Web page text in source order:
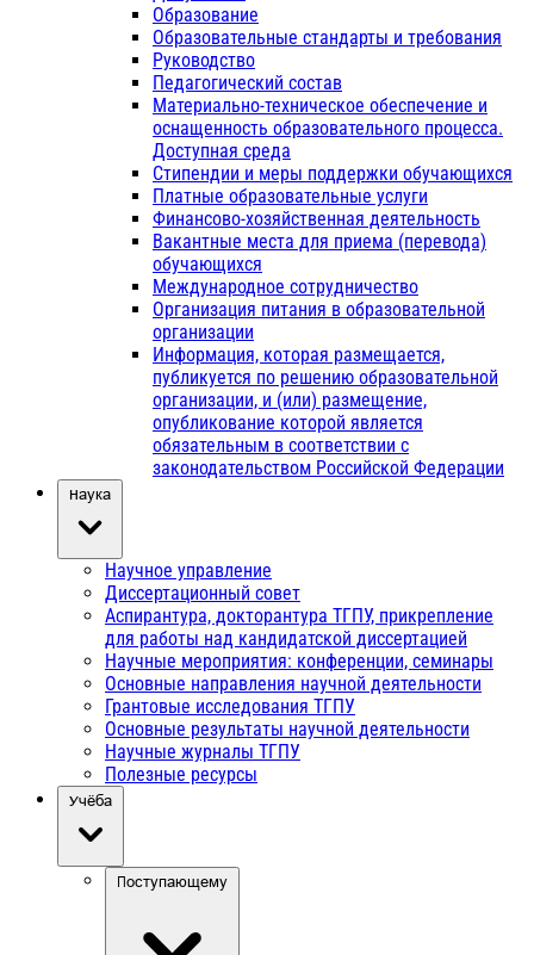
Образование
Образовательные стандарты и требования
Руководство
Педагогический состав
Материально-техническое обеспечение и
оснащенность образовательного процесса.
Доступная среда
Стипендии и меры поддержки обучающихся
Платные образовательные услуги
Финансово-хозяйственная деятельность
Вакантные места для приема (перевода)
обучающихся
Международное сотрудничество
Организация питания в образовательной
организации
Информация, которая размещается,
публикуется по решению образовательной
организации, и (или) размещение,
опубликование которой является
обязательным в соответствии с
законодательством Российской Федерации
Наука
Научное управление
Диссертационный совет
Аспирантура, докторантура ТГПУ, прикрепление
для работы над кандидатской диссертацией
Научные мероприятия: конференции, семинары
Основные направления научной деятельности
Грантовые исследования ТГПУ
Основные результаты научной деятельности
Научные журналы ТГПУ
Полезные ресурсы
Учёба
Поступающему